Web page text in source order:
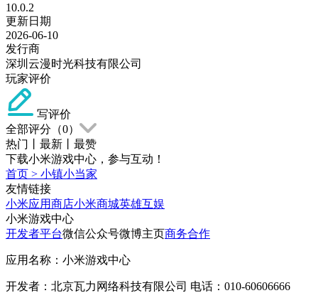
10.0.2
更新日期
2026-06-10
发行商
深圳云漫时光科技有限公司
玩家评价
写评价
全部评分（0）
热门
最新
最赞
下载小米游戏中心，参与互动！
首页 > 小镇小当家
友情链接
小米应用商店小米商城英雄互娱
小米游戏中心
开发者平台微信公众号微博主页商务合作
应用名称：小米游戏中心
开发者：北京瓦力网络科技有限公司 电话：010-60606666